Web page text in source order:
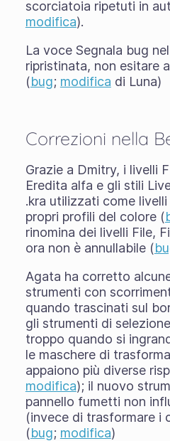
scorciatoia ripetuti in
modifica).
La voce Segnala bug
ripristinata, non esitare
(bug; modifica di Luna)
Correzioni nella
Grazie a Dmitry, i livelli
Eredita alfa e gli stili
.kra utilizzati come
propri profili del colore (
rinomina dei livelli File,
ora non è annullabile (
Agata ha corretto
strumenti con
quando trascinati sul
gli strumenti di
troppo quando si
le maschere di
appaiono più diverse
modifica); il nuovo
pannello fumetti non
(invece di trasformare i
(bug; modifica)